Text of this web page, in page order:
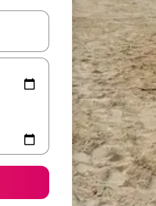
explore-os usando as seta